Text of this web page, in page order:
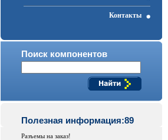
Контакты
Поиск компонентов
Полезная информация:89
Разъемы на заказ!